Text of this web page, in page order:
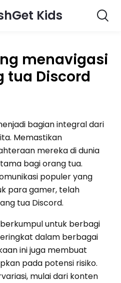
Kids
menavigasi
tua Discord
bagian integral dari
Memastikan
mereka di dunia
bagi orang tua.
populer yang
para gamer, telah
tua Discord.
untuk berbagi
dalam berbagai
ini juga membuat
pada potensi risiko.
mulai dari konten